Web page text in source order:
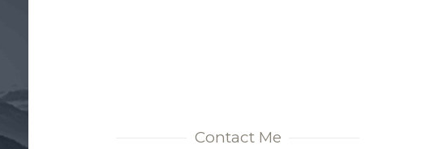
Contact Me